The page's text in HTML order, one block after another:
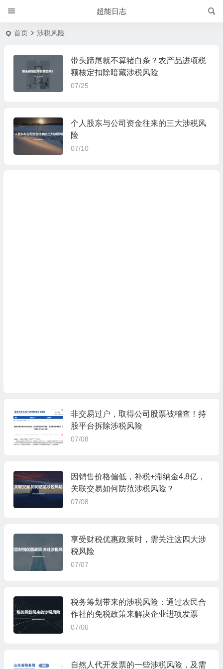
超能日志
首页 涉税风险
带头蹄尾就不算猪白条？农产品进项税
额核定扣除暗藏涉税风险
07/25
个人股东与公司资金往来的三大涉税风
险
07/10
非交易过户，取得公司股票被稽查！持
股平台拆除涉税风险
07/08
因销售价格偏低，补税+滞纳金4.8亿，
关联交易如何防范涉税风险？
07/08
享受财税优惠政策时，需关注这四大涉
税风险
07/07
税务筹划带来的涉税风险：通过农民合
作社的免税政策来解决企业进项发票
07/06
自然人代开发票的一些涉税风险，及需